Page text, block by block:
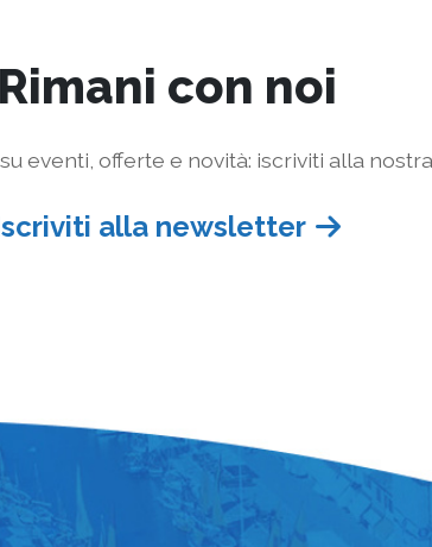
Rimani con noi
eventi, offerte e novità: iscriviti alla
alla newsletter